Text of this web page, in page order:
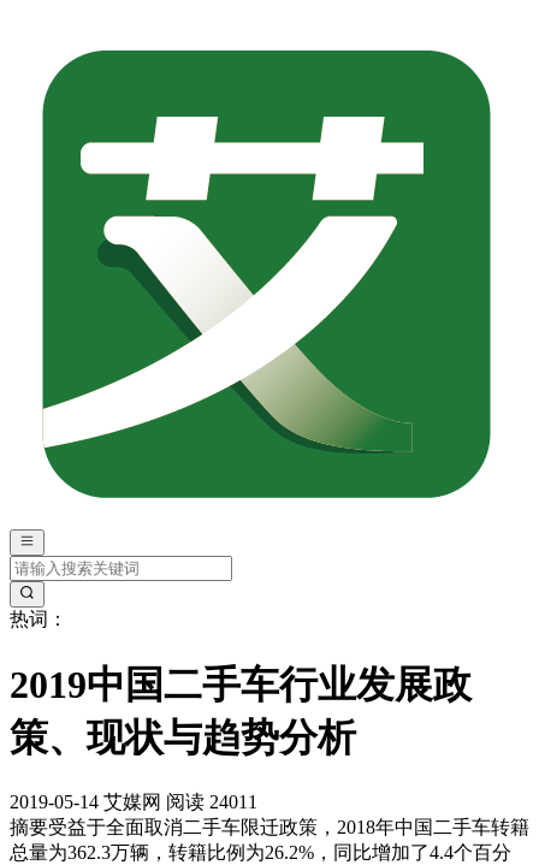
热词：
2019中国二手车行业发展政
策、现状与趋势分析
2019-05-14 艾媒网 阅读 24011
摘要受益于全面取消二手车限迁政策，2018年中国二手车转籍
总量为362.3万辆，转籍比例为26.2%，同比增加了4.4个百分